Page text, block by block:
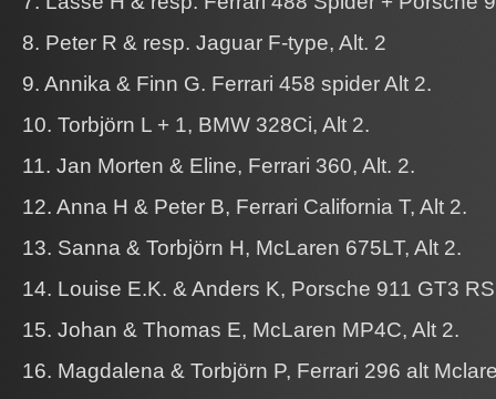
8. Peter R & resp. Jaguar F-type, Alt. 2
9. Annika & Finn G. Ferrari 458 spider Alt 2.
10. Torbjörn L + 1, BMW 328Ci, Alt 2.
11. Jan Morten & Eline, Ferrari 360, Alt. 2.
12. Anna H & Peter B, Ferrari California T, Alt 2.
13. Sanna & Torbjörn H, McLaren 675LT, Alt 2.
14. Louise E.K. & Anders K, Porsche 911 GT3
15. Johan & Thomas E, McLaren MP4C, Alt 2.
16. Magdalena & Torbjörn P, Ferrari 296 alt